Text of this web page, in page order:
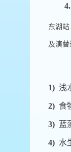
东湖
及演
1) 浅
2) 食
3) 蓝
4) 水